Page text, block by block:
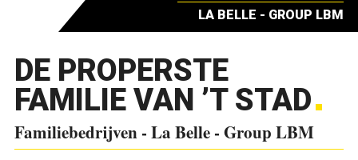
LA BELLE - GROUP LBM
DE PROPERSTE
FAMILIE VAN ’T STAD
Familiebedrijven - La Belle - Group LBM